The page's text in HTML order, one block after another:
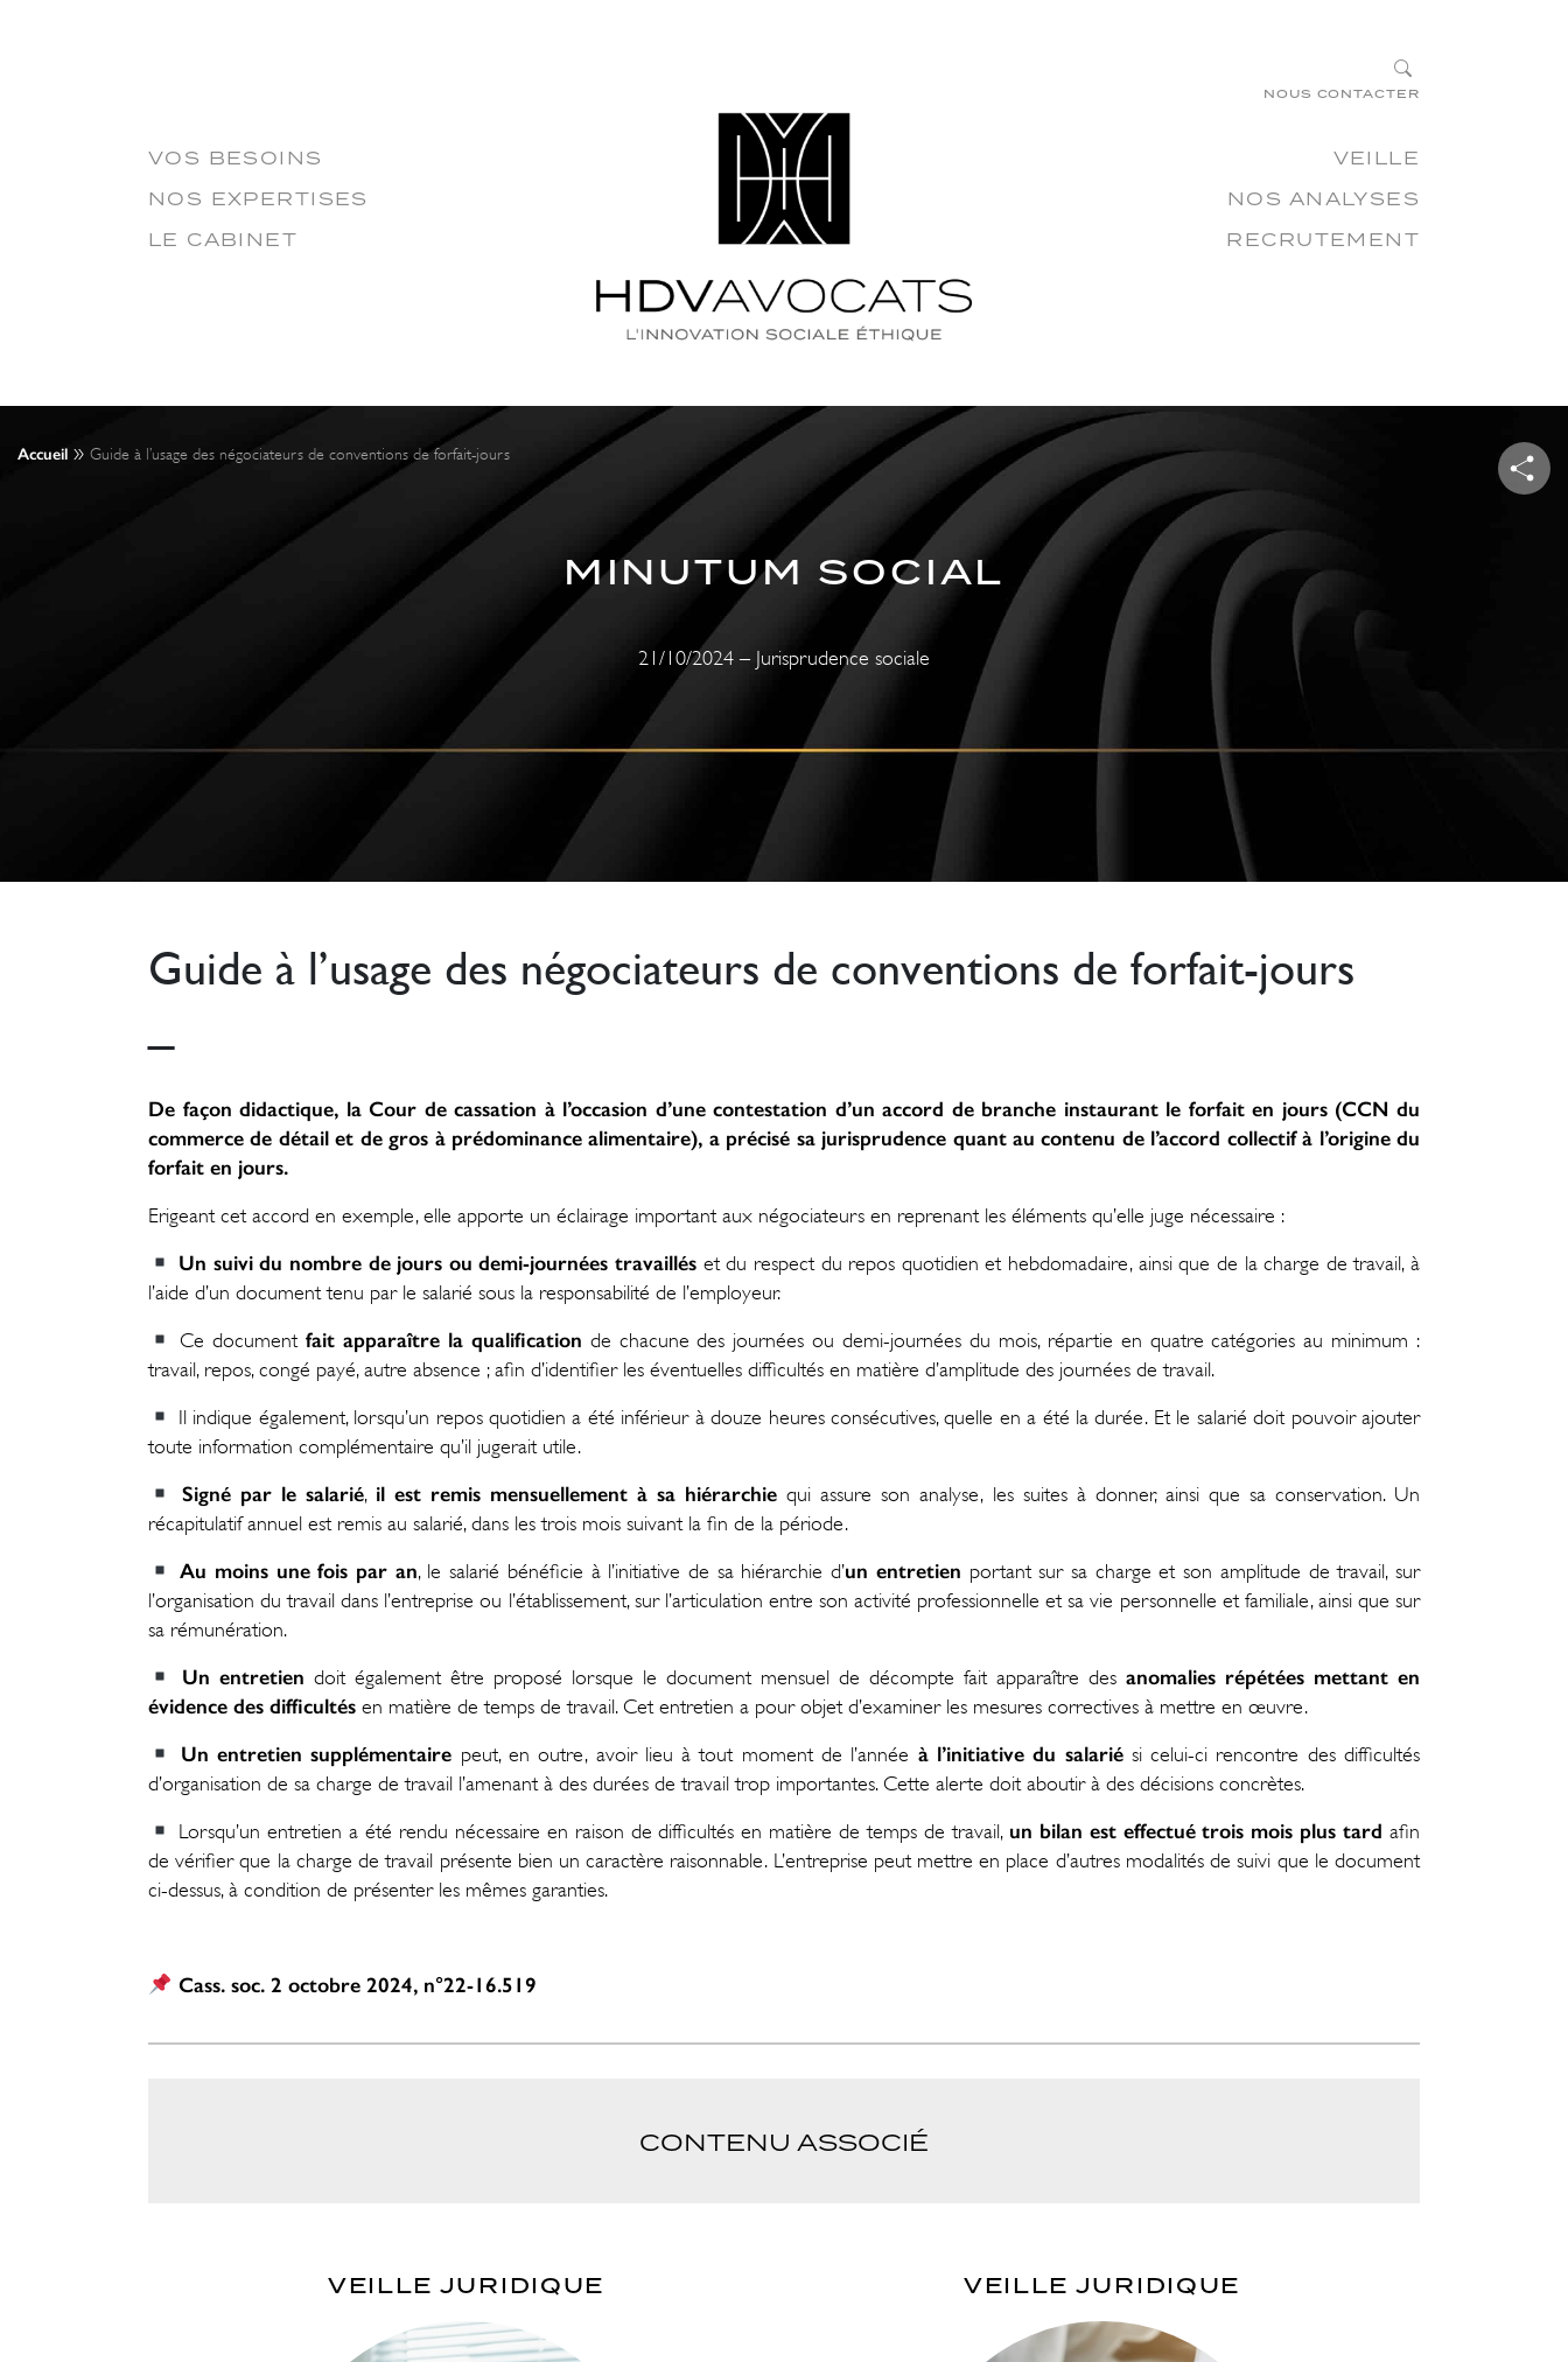
VOS BESOINS
NOS EXPERTISES
LE CABINET
NOUS CONTACTER
VEILLE
NOS ANALYSES
RECRUTEMENT
Accueil » Guide à l’usage des négociateurs de conventions de forfait-jours
MINUTUM SOCIAL
21/10/2024 – Jurisprudence sociale
Guide à l’usage des négociateurs de conventions de forfait-jours
De façon didactique, la Cour de cassation à l’occasion d’une contestation d’un accord de branche instaurant le forfait en jours (CCN du
commerce de détail et de gros à prédominance alimentaire), a précisé sa jurisprudence quant au contenu de l’accord collectif à l’origine du
forfait en jours.
Erigeant cet accord en exemple, elle apporte un éclairage important aux négociateurs en reprenant les éléments qu’elle juge nécessaire :
Un suivi du nombre de jours ou demi-journées travaillés et du respect du repos quotidien et hebdomadaire, ainsi que de la charge de travail, à
l’aide d’un document tenu par le salarié sous la responsabilité de l’employeur.
Ce documentfait apparaître la qualification de chacune des journées ou demi-journées du mois, répartie en quatre catégories au minimum :
travail, repos, congé payé, autre absence ; afin d’identifier les éventuelles difficultés en matière d’amplitude des journées de travail.
Il indique également, lorsqu’un repos quotidien a été inférieur à douze heures consécutives, quelle en a été la durée. Et le salarié doit pouvoir ajouter
toute information complémentaire qu’il jugerait utile.
Signé par le salarié, il est remis mensuellement à sa hiérarchie qui assure son analyse, les suites à donner, ainsi que sa conservation. Un
récapitulatif annuel est remis au salarié, dans les trois mois suivant la fin de la période.
Au moins une fois par an, le salarié bénéficie à l’initiative de sa hiérarchie d’un entretien portant sur sa charge et son amplitude de travail, sur
l’organisation du travail dans l’entreprise ou l’établissement, sur l’articulation entre son activité professionnelle et sa vie personnelle et familiale, ainsi que sur
sa rémunération.
Un entretien doit également être proposé lorsque le document mensuel de décompte fait apparaître des anomalies répétées mettant en
évidence des difficultés en matière de temps de travail. Cet entretien a pour objet d’examiner les mesures correctives à mettre en œuvre.
Un entretien supplémentaire peut, en outre, avoir lieu à tout moment de l’année à l’initiative du salariési celui-ci rencontre des difficultés
d’organisation de sa charge de travail l’amenant à des durées de travail trop importantes. Cette alerte doit aboutir à des décisions concrètes.
Lorsqu’un entretien a été rendu nécessaire en raison de difficultés en matière de temps de travail, un bilan est effectué trois mois plus tard afin
de vérifier que la charge de travail présente bien un caractère raisonnable. L’entreprise peut mettre en place d’autres modalités de suivi que le document
ci-dessus, à condition de présenter les mêmes garanties.
Cass. soc. 2 octobre 2024, n°22-16.519
CONTENU ASSOCIÉ
VEILLE JURIDIQUE VEILLE JURIDIQUE